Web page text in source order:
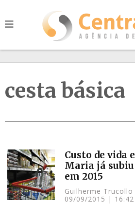
cesta básica
Custo de vida
Maria já subiu
em 2015
Guilherme Trucollo
09/09/2015
16:42